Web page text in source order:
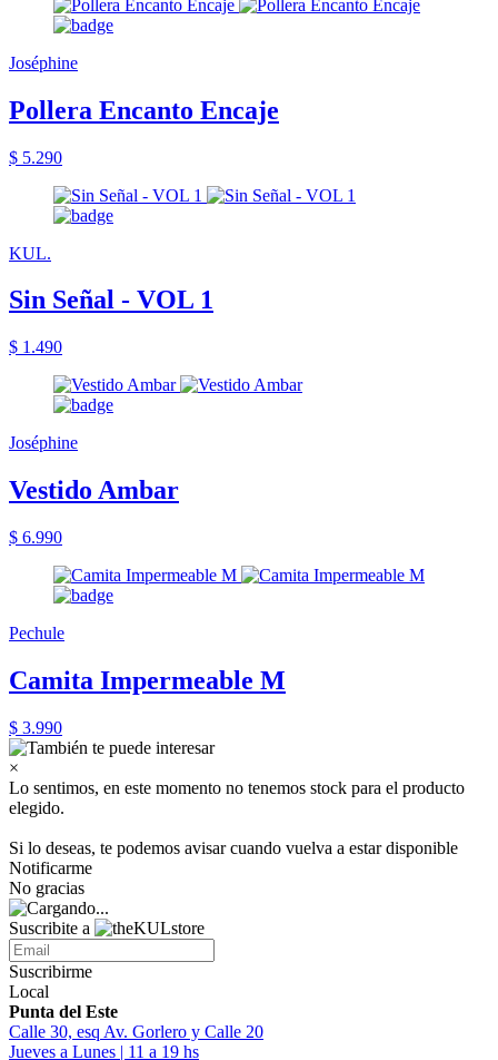
Joséphine
Pollera Encanto Encaje
$ 5.290
KUL.
Sin Señal - VOL 1
$ 1.490
Joséphine
Vestido Ambar
$ 6.990
Pechule
Camita Impermeable M
$ 3.990
×
Lo sentimos, en este momento no tenemos stock para el producto
elegido.
Si lo deseas, te podemos avisar cuando vuelva a estar disponible
Notificarme
No gracias
Suscribite a
Suscribirme
Local
Punta del Este
Calle 30, esq Av. Gorlero y Calle 20
Jueves a Lunes | 11 a 19 hs